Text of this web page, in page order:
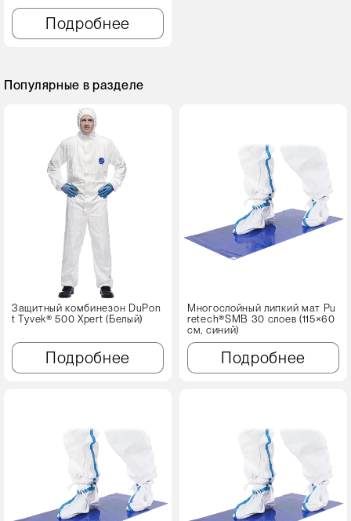
Подробнее
Популярные в разделе
Защитный комбинезон DuPon
t Tyvek® 500 Xpert (Белый)
Подробнее
Многослойный липкий мат Pu
retech®SMB 30 слоев (115×60
см, синий)
Подробнее